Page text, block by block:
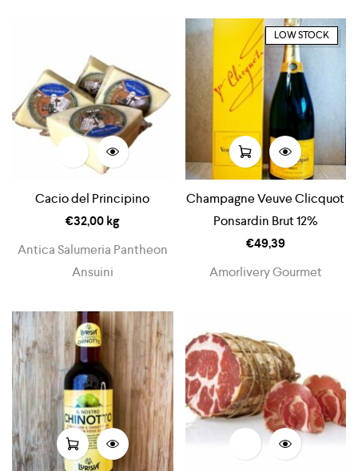
Cacio del Principino
€32,00kg
Antica Salumeria Pantheon
Ansuini
LOW STOCK
Champagne Veuve Clicquot
Ponsardin Brut 12%
€49,39
Amorlivery Gourmet